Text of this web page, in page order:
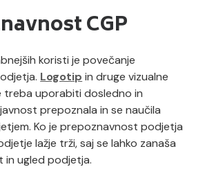
CGP
koristi je povečanje
Logotip in druge vizualne
treba uporabiti dosledno in
prepoznala in se naučila
Ko je prepoznavnost podjetja
lažje trži, saj se lahko zanaša
in ugled podjetja.